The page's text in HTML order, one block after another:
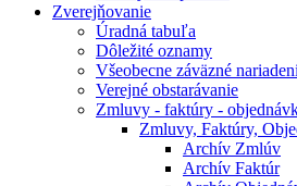
Zverejňovanie
Úradná tabuľa
Dôležité oznamy
Všeobecne záväzné
Verejné obstarávanie
Zmluvy - faktúry -
Zmluvy, Faktúry,
Archív Zmlúv
Archív Faktúr